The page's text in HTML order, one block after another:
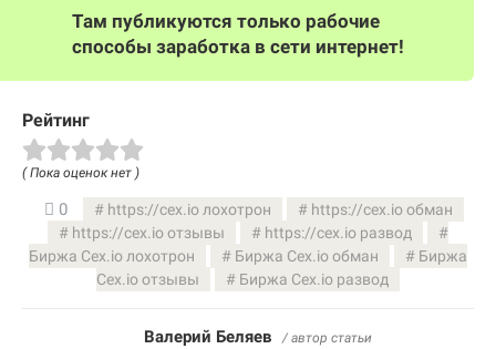
Там публикуются только рабочие
способы заработка в сети интернет!
Рейтинг
( Пока оценок нет )
0 https://cex.io лохотрон
https://cex.io обман
https://cex.io отзывы
https://cex.io развод
Биржа Cex.io лохотрон
Биржа Cex.io обман
Биржа
Cex.io отзывы
Биржа Cex.io развод
Валерий Беляев / автор статьи